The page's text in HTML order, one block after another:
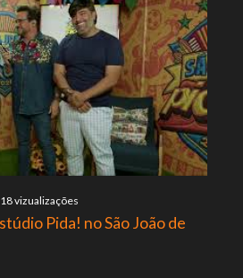
vizualizações
Pida! no São João de